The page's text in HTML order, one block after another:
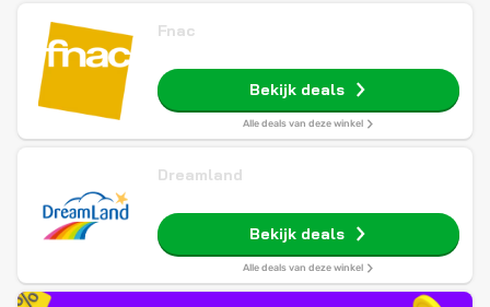
Fnac
Bekijk deals
Alle deals van deze winkel
Dreamland
Bekijk deals
Alle deals van deze winkel